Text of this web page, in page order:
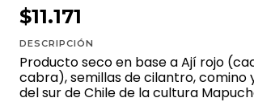
$11.171
DESCRIPCIÓN
Producto seco en base a Ají rojo
cabra), semillas de cilantro, comino
del sur de Chile de la cultura